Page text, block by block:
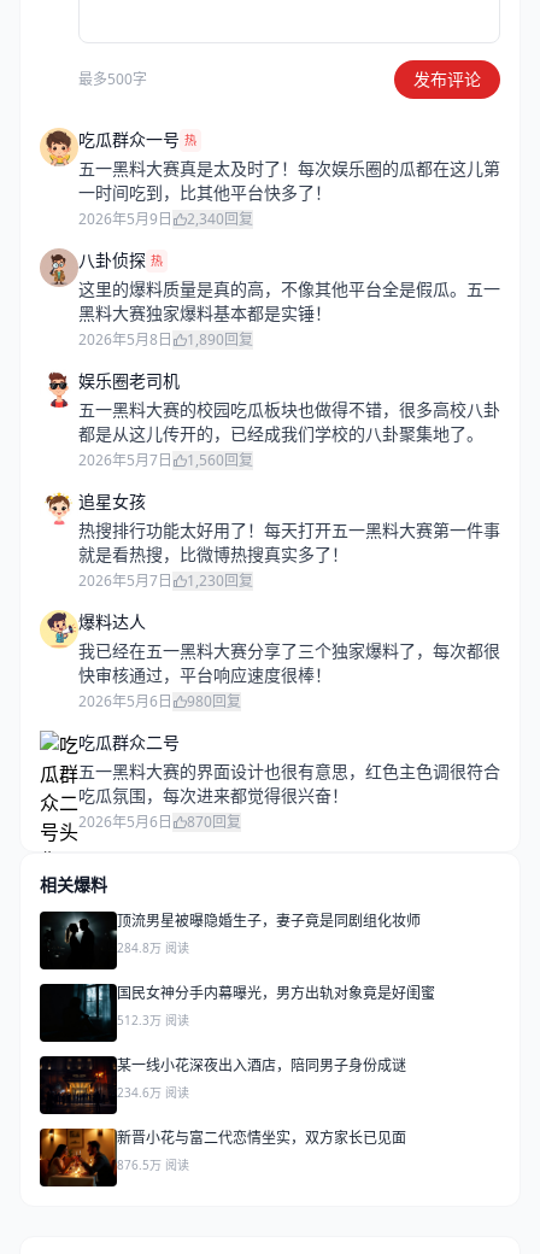
最多500字 发布评论
吃瓜群众一号 热
五一黑料大赛真是太及时了！每次娱乐圈的瓜都在这儿第
一时间吃到，比其他平台快多了！
2026年5月9日 2,340回复
八卦侦探 热
这里的爆料质量是真的高，不像其他平台全是假瓜。五一
黑料大赛独家爆料基本都是实锤！
2026年5月8日 1,890回复
娱乐圈老司机
五一黑料大赛的校园吃瓜板块也做得不错，很多高校八卦
都是从这儿传开的，已经成我们学校的八卦聚集地了。
2026年5月7日 1,560回复
追星女孩
热搜排行功能太好用了！每天打开五一黑料大赛第一件事
就是看热搜，比微博热搜真实多了！
2026年5月7日 1,230回复
爆料达人
我已经在五一黑料大赛分享了三个独家爆料了，每次都很
快审核通过，平台响应速度很棒！
2026年5月6日 980回复
吃瓜群众二号
五一黑料大赛的界面设计也很有意思，红色主色调很符合
吃瓜氛围，每次进来都觉得很兴奋！
2026年5月6日 870回复
相关爆料
顶流男星被曝隐婚生子，妻子竟是同剧组化妆师
284.8万 阅读
国民女神分手内幕曝光，男方出轨对象竟是好闺蜜
512.3万 阅读
某一线小花深夜出入酒店，陪同男子身份成谜
234.6万 阅读
新晋小花与富二代恋情坐实，双方家长已见面
876.5万 阅读